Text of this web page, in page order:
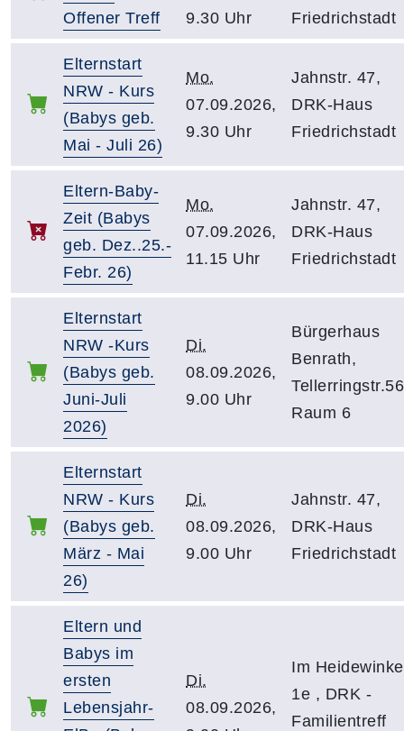
Offener Treff 9.30 Uhr Friedrichstadt
Elternstart
NRW - Kurs
(Babys geb.
Mai - Juli 26)
Mo.
07.09.2026,
9.30 Uhr
Jahnstr. 47,
DRK-Haus
Friedrichstadt
Eltern-Baby-
Zeit (Babys
geb. Dez..25.-
Febr. 26)
Mo.
07.09.2026,
11.15 Uhr
Jahnstr. 47,
DRK-Haus
Friedrichstadt
Elternstart
NRW -Kurs
(Babys geb.
Juni-Juli
2026)
Di.
08.09.2026,
9.00 Uhr
Bürgerhaus
Benrath,
Raum 6
Elternstart
NRW - Kurs
(Babys geb.
März - Mai
26)
Di.
08.09.2026,
9.00 Uhr
Jahnstr. 47,
DRK-Haus
Friedrichstadt
Eltern und
Babys im
ersten
Lebensjahr-
Di.
08.09.2026,
Im
1e , DRK -
Familientreff